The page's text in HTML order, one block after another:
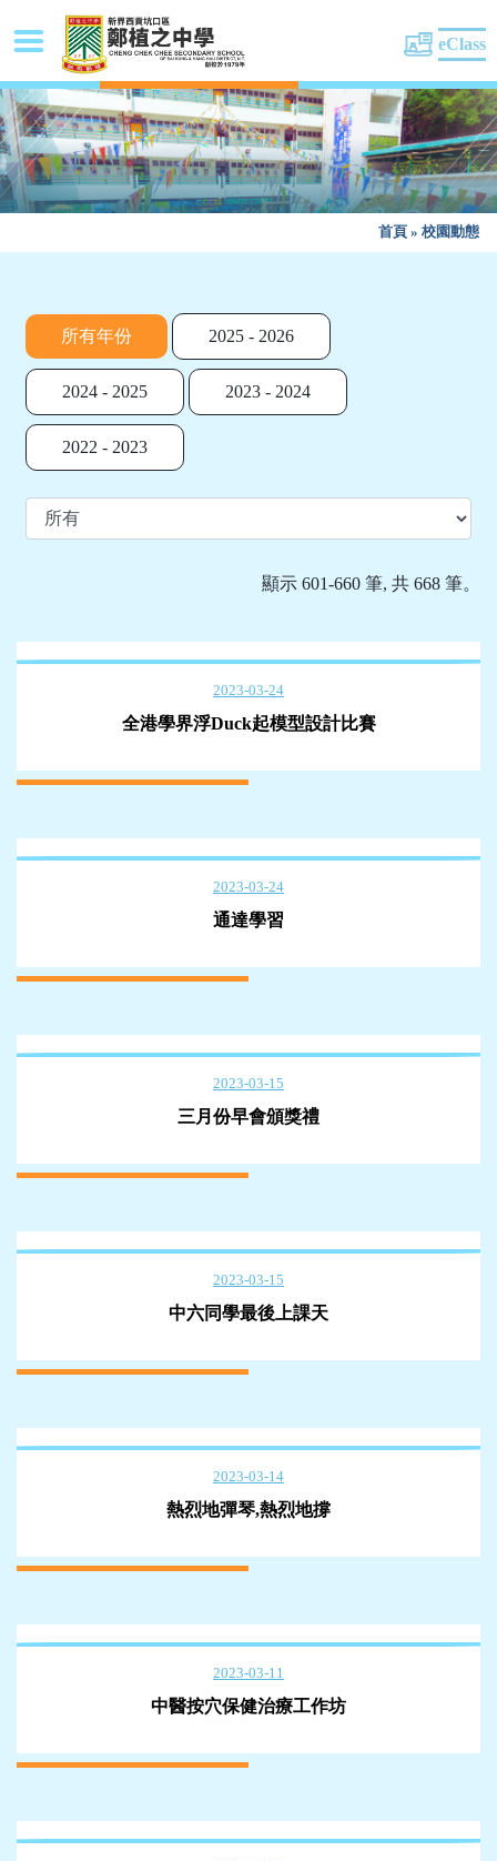
eClass
首頁 » 校園動態
所有年份 2025 - 2026
2024 - 2025 2023 - 2024
2022 - 2023
顯示 601-660 筆, 共 668 筆。
2023-03-24
全港學界浮Duck起模型設計比賽
2023-03-24
通達學習
2023-03-15
三月份早會頒獎禮
2023-03-15
中六同學最後上課天
2023-03-14
熱烈地彈琴,熱烈地撐
2023-03-11
中醫按穴保健治療工作坊